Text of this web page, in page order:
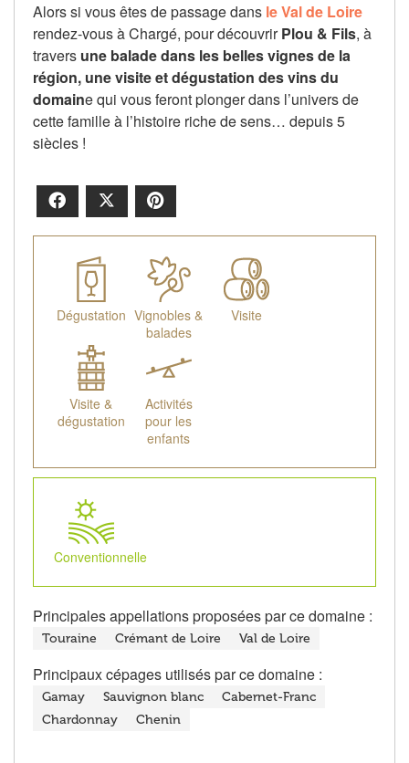
Alors si vous êtes de passage dans le Val de Loire
rendez-vous à Chargé, pour découvrirPlou & Fils, à
travers une balade dans les belles vignes de la
région, une visite et dégustation des vins du
domaine qui vous feront plonger dans l’univers de
cette famille à l’histoire riche de sens… depuis 5
siècles !
Facebook
Dégustation Vignobles &
balades
Visite
Visite &
dégustation
Activités
pour les
enfants
Conventionnelle
Principales appellations proposées par ce domaine :
Touraine Crémant de Loire Val de Loire
Principaux cépages utilisés par ce domaine :
Gamay Sauvignon blanc
Cabernet-Franc
Chardonnay
Chenin